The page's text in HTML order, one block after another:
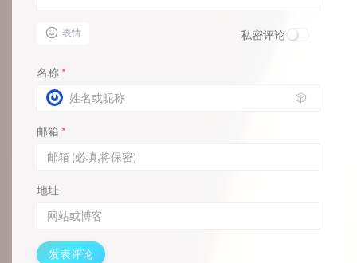
表情 私密评论
名称 *
🎲
邮箱 *
地址
发表评论